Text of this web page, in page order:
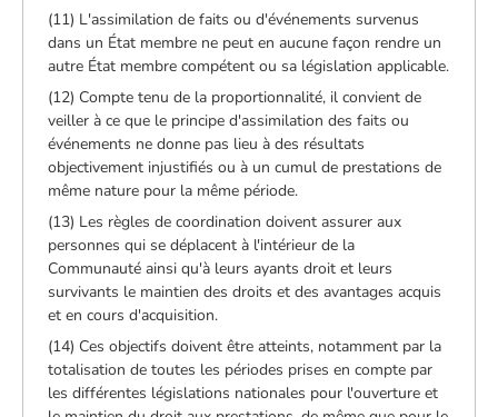
(11) L'assimilation de faits ou d'événements survenus
dans un État membre ne peut en aucune façon rendre un
autre État membre compétent ou sa législation applicable.
(12) Compte tenu de la proportionnalité, il convient de
veiller à ce que le principe d'assimilation des faits ou
événements ne donne pas lieu à des résultats
objectivement injustifiés ou à un cumul de prestations de
même nature pour la même période.
(13) Les règles de coordination doivent assurer aux
personnes qui se déplacent à l'intérieur de la
Communauté ainsi qu'à leurs ayants droit et leurs
survivants le maintien des droits et des avantages acquis
et en cours d'acquisition.
(14) Ces objectifs doivent être atteints, notamment par la
totalisation de toutes les périodes prises en compte par
les différentes législations nationales pour l'ouverture et